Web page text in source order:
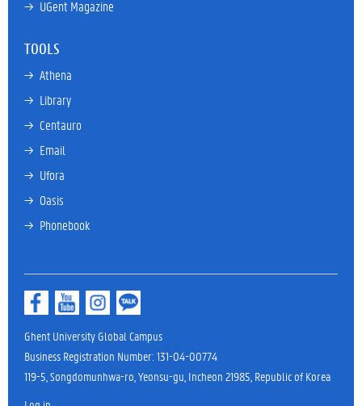
→ UGent Magazine
TOOLS
→ Athena
→ Library
→ Centauro
→ Email
→ Ufora
→ Oasis
→ Phonebook
Ghent University Global Campus
Business Registration Number: 131-04-00774
119-5, Songdomunhwa-ro, Yeonsu-gu, Incheon 21985, Republic of Korea